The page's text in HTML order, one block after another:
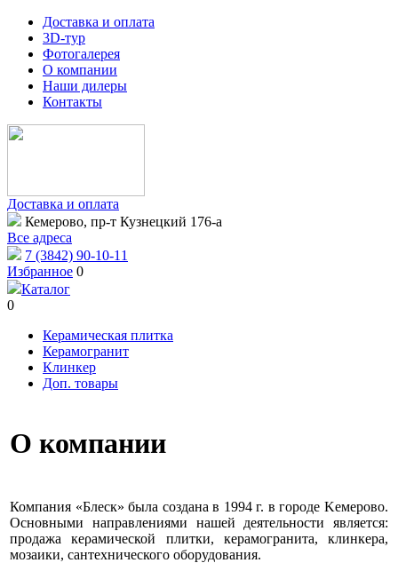
Доставка и оплата
3D-тур
Фотогалерея
О компании
Наши дилеры
Контакты
Доставка и оплата
Кемерово, пр-т Кузнецкий 176-а
Все адреса
7 (3842) 90-10-11
Избранное 0
Каталог
0
Керамическая плитка
Керамогранит
Клинкер
Доп. товары
О компании
Компания «Блеск» была создана в 1994 г. в городе Κемерово.
Основными направлениями нашей деятельности является:
продажа кeρaмической плитки, керамогранита, клинкера,
мозаики, сантехнического оборудования.